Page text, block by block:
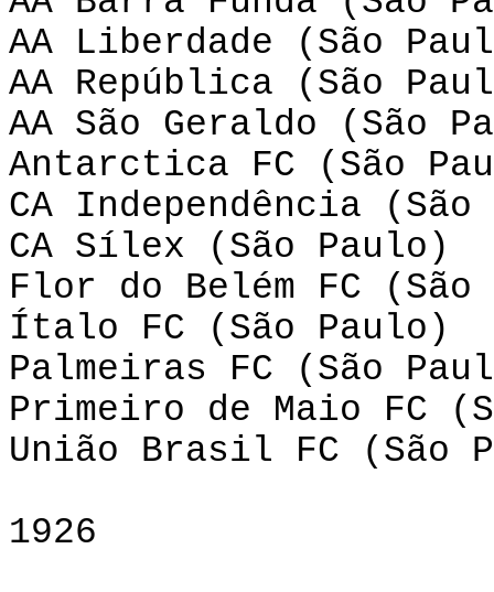
AA Liberdade (São
AA República (São
AA São Geraldo (São
Antarctica FC (São
CA Independência
CA Sílex (São Paulo)
Flor do Belém FC (São
Ítalo FC (São Paulo)
Palmeiras FC (São
Primeiro de Maio FC
União Brasil FC (São
1926